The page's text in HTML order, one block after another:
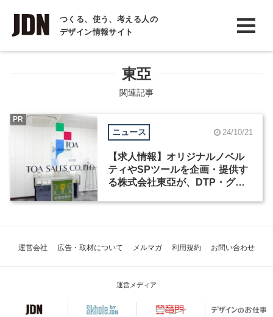
つくる、使う、考える人の
デザイン情報サイト
INTERVIEW
インタビュー
COLUMN
コラム
東亞
関連記事
ニュース 24/10/21
【求人情報】オリジナルノベル
ティやSPツールを企画・提供す
る株式会社東亞が、DTP・グラ
PR
運営会社 広告・取材について メルマガ 利用規約 お問い合わせ
運営メディア